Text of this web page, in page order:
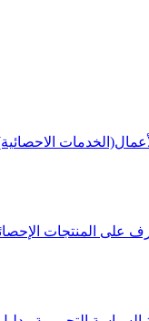
على المنتجات